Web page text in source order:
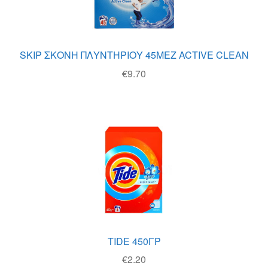
SKIP ΣΚΟΝΗ ΠΛΥΝΤΗΡΙΟΥ 45ΜΕΖ ACTIVE CLEAN
€9.70
TIDE 450ΓΡ
€2.20